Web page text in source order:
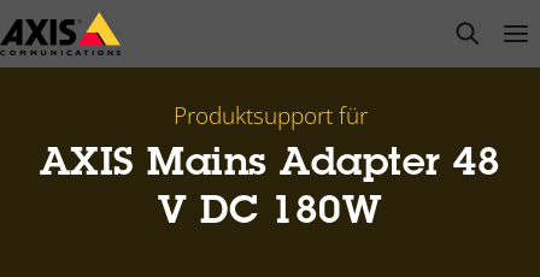
Zum
Hauptinhalt
open
Produktsupport für
AXIS Mains Adapter 48
V DC 180W